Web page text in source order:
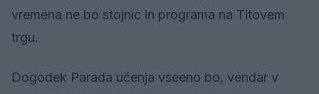
vremena ne bo stojnic in programa na Titovem
trgu.
Dogodek Parada učenja vseeno bo, vendar v